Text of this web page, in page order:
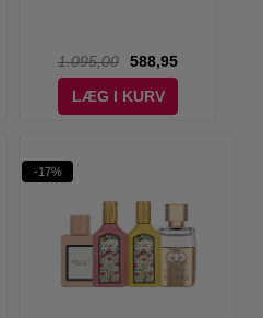
1.095,00
588,95
LÆG I KURV
-17%